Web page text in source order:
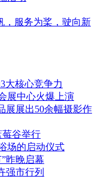
活动
服务为桨，驶向新
大核心竞争力
展中心火爆上演
展出50余幅摄影作
莓谷举行
场的启动仪式
昨晚启幕
市行列